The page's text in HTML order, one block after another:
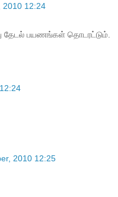
2010 12:24
தேடல் பயணங்கள் தொடரட்டும்.
2010 12:25